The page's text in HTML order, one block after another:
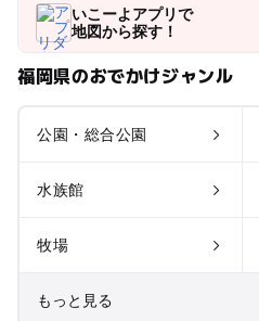
いこーよアプリで
地図から探す！
福岡県のおでかけジャンル
公園・総合公園
水族館
牧場
もっと見る